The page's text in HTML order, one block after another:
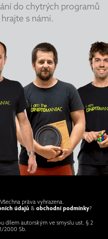
do chytrých programů
s námi.
Všechna práva vyhrazena.
údajů & obchodní podmínky?
dílem autorským ve smyslu ust. § 2
2000 Sb.